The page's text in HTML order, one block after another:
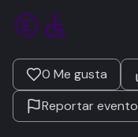
0 Me gusta
Reportar evento